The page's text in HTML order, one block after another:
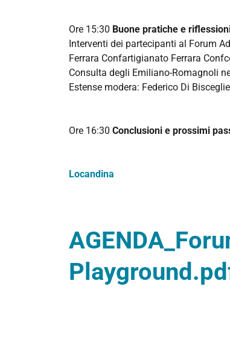
Ore 15:30 Buone pratiche e
Interventi dei partecipanti al Forum
Ferrara Confartigianato Ferrara
Consulta degli Emiliano-Romagnoli
Estense modera: Federico Di
Ore 16:30 Conclusioni e prossimi
Locandina